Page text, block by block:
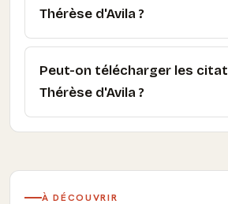
Thérèse d'Avila ?
Peut-on télécharger les
Thérèse d'Avila ?
À DÉCOUVRIR